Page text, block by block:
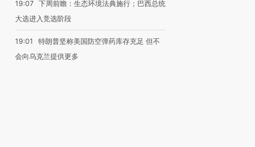
19:07 下周前瞻：生态环境法典施行；巴西总统
大选进入竞选阶段
19:01
特朗普坚称美国防空弹药库存充足 但不
会向乌克兰提供更多